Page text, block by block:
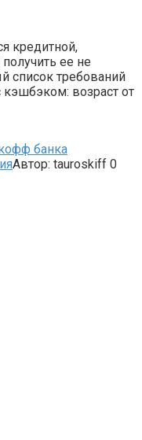
кредитной,
ее не
список требований
возраст от
банка
Автор: tauroskiff 0